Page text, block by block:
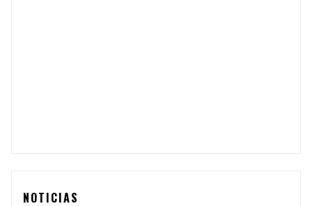
NOTICIAS